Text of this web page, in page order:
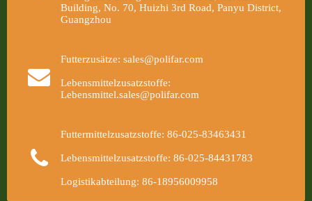
Building, No. 70, Huizhi 3rd Road, Panyu District,
Guangzhou
Futterzusätze: sales@polifar.com
Lebensmittelzusatzstoffe:
Lebensmittel.sales@polifar.com
Futtermittelzusatzstoffe: 86-025-83463431
Lebensmittelzusatzstoffe: 86-025-84431783
Logistikabteilung: 86-18956009958